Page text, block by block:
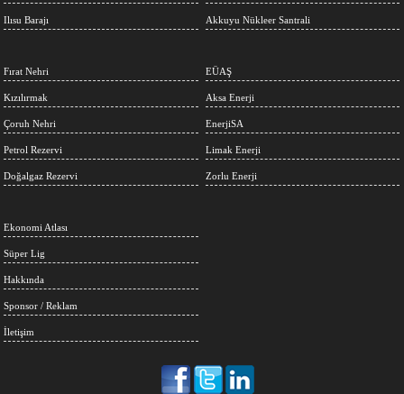
Ilısu Barajı Akkuyu Nükleer Santrali
Fırat Nehri
Kızılırmak
Çoruh Nehri
Petrol Rezervi
Doğalgaz Rezervi
EÜAŞ
Aksa Enerji
EnerjiSA
Limak Enerji
Zorlu Enerji
Ekonomi Atlası
Süper Lig
Hakkında
Sponsor / Reklam
İletişim